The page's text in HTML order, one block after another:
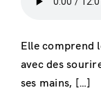
Elle comprend
avec des
ses mains, […]